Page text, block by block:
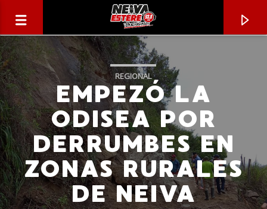
REGIONAL
EMPEZÓ LA
ODISEA POR
DERRUMBES EN
ZONAS RURALES
DE NEIVA